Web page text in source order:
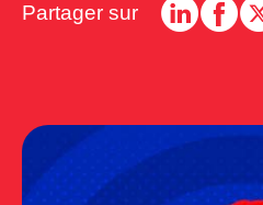
Partager sur